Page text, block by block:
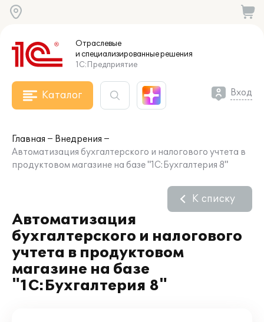
Отраслевые
и специализированныерешения
1С:Предприятие
Каталог Вход
Главная
Внедрения
Автоматизация бухгалтерского и налогового учтета в
продуктовом магазине на базе "1С:Бухгалтерия 8"
Автоматизация
бухгалтерского и налогового
учтета в продуктовом
магазине на базе
"1С:Бухгалтерия 8"
К списку